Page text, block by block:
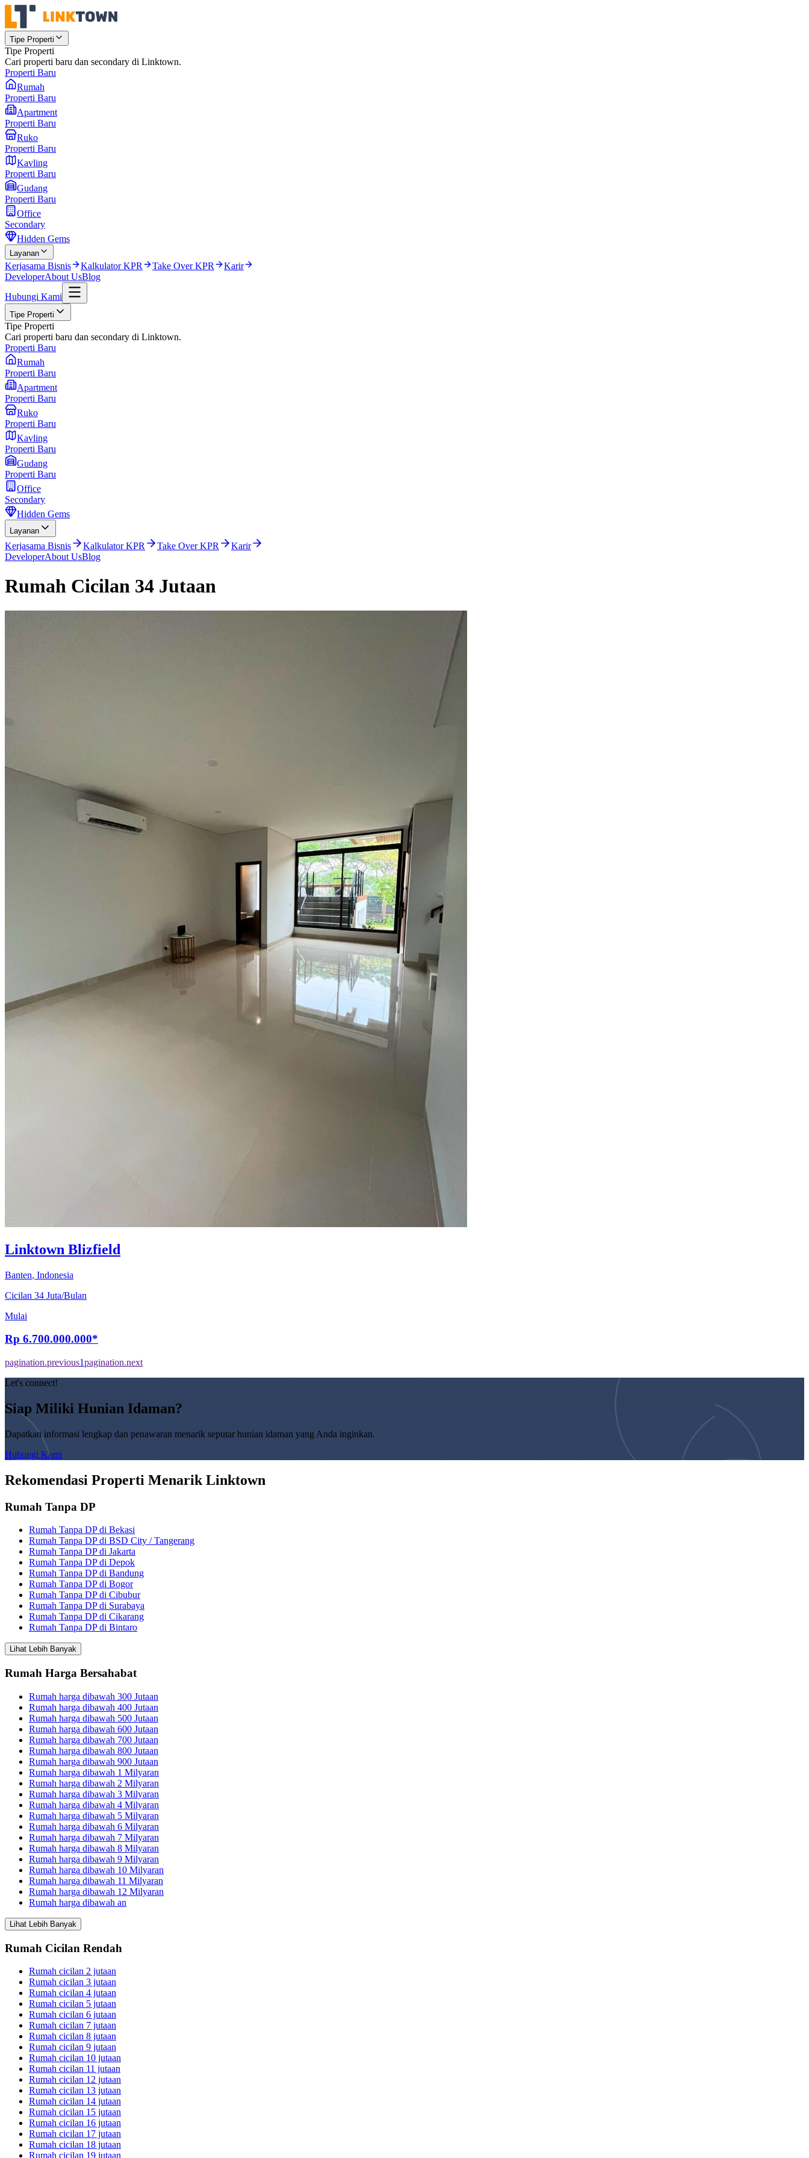
Tipe Properti
Tipe Properti
Cari properti baru dan secondary di Linktown.
Properti Baru
Rumah
Properti Baru
Apartment
Properti Baru
Ruko
Properti Baru
Kavling
Properti Baru
Gudang
Properti Baru
Office
Secondary
Hidden Gems
Layanan
Kerjasama Bisnis Kalkulator KPR Take Over KPR
Karir
DeveloperAbout UsBlog
Hubungi Kami
Tipe Properti
Tipe Properti
Cari properti baru dan secondary di Linktown.
Properti Baru
Rumah
Properti Baru
Apartment
Properti Baru
Ruko
Properti Baru
Kavling
Properti Baru
Gudang
Properti Baru
Office
Secondary
Hidden Gems
Layanan
Kerjasama Bisnis Kalkulator KPR Take Over KPR
Karir
DeveloperAbout UsBlog
Rumah Cicilan 34 Jutaan
Linktown Blizfield
Banten, Indonesia
Cicilan 34 Juta/Bulan
Mulai
Rp 6.700.000.000*
pagination.previous1pagination.next
Let's connect!
Siap Miliki Hunian Idaman?
Dapatkan informasi lengkap dan penawaran menarik seputar hunian idaman yang Anda inginkan.
Hubungi Kami
Rekomendasi Properti Menarik Linktown
Rumah Tanpa DP
Rumah Tanpa DP di Bekasi
Rumah Tanpa DP di BSD City / Tangerang
Rumah Tanpa DP di Jakarta
Rumah Tanpa DP di Depok
Rumah Tanpa DP di Bandung
Rumah Tanpa DP di Bogor
Rumah Tanpa DP di Cibubur
Rumah Tanpa DP di Surabaya
Rumah Tanpa DP di Cikarang
Rumah Tanpa DP di Bintaro
Lihat Lebih Banyak
Rumah Harga Bersahabat
Rumah harga dibawah 300 Jutaan
Rumah harga dibawah 400 Jutaan
Rumah harga dibawah 500 Jutaan
Rumah harga dibawah 600 Jutaan
Rumah harga dibawah 700 Jutaan
Rumah harga dibawah 800 Jutaan
Rumah harga dibawah 900 Jutaan
Rumah harga dibawah 1 Milyaran
Rumah harga dibawah 2 Milyaran
Rumah harga dibawah 3 Milyaran
Rumah harga dibawah 4 Milyaran
Rumah harga dibawah 5 Milyaran
Rumah harga dibawah 6 Milyaran
Rumah harga dibawah 7 Milyaran
Rumah harga dibawah 8 Milyaran
Rumah harga dibawah 9 Milyaran
Rumah harga dibawah 10 Milyaran
Rumah harga dibawah 11 Milyaran
Rumah harga dibawah 12 Milyaran
Rumah harga dibawah an
Lihat Lebih Banyak
Rumah Cicilan Rendah
Rumah cicilan 2 jutaan
Rumah cicilan 3 jutaan
Rumah cicilan 4 jutaan
Rumah cicilan 5 jutaan
Rumah cicilan 6 jutaan
Rumah cicilan 7 jutaan
Rumah cicilan 8 jutaan
Rumah cicilan 9 jutaan
Rumah cicilan 10 jutaan
Rumah cicilan 11 jutaan
Rumah cicilan 12 jutaan
Rumah cicilan 13 jutaan
Rumah cicilan 14 jutaan
Rumah cicilan 15 jutaan
Rumah cicilan 16 jutaan
Rumah cicilan 17 jutaan
Rumah cicilan 18 jutaan
Rumah cicilan 19 jutaan